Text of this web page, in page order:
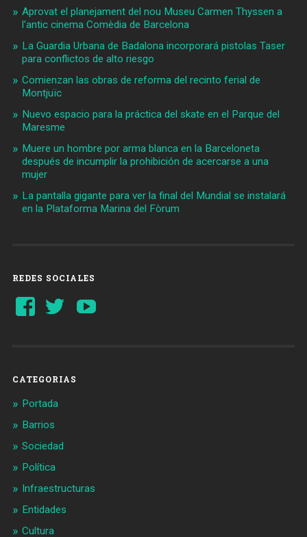
Aprovat el planejament del nou Museu Carmen Thyssen a
l'antic cinema Comèdia de Barcelona
La Guardia Urbana de Badalona incorporará pistolas Taser
para conflictos de alto riesgo
Comienzan las obras de reforma del recinto ferial de
Montjuïc
Nuevo espacio para la práctica del skate en el Parque del
Maresme
Muere un hombre por arma blanca en la Barceloneta
después de incumplir la prohibición de acercarse a una
mujer
La pantalla gigante para ver la final del Mundial se instalará
en la Plataforma Marina del Fòrum
REDES SOCIALES
Ver
perfil
Ver
perfil
CATEGORIAS
Portada
Barrios
Sociedad
Política
Infraestructuras
Entidades
Cultura